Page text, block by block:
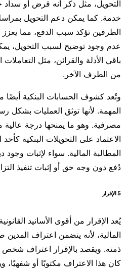
التحويل، مثل ذكر أنه قرض أو
خدمة. كما يمكن دعم التحويل
الطرفين تؤكد سبب الدفع، مما
عدم وجود توضيح لسبب التحويل،
باقي الأدلة والقرائن، مثل
من الطرف الآخر.
وتُعد كشوف الحسابات البنكية أيضًا
المهمة. لأنها توثق العمليات
مصرفية. وهو ما يمنحها درجة عالية
الاعتماد على التحويلات البنكية
المطالبة المالية. سواء لإثبات وجود
دُفع دون وجه حق أو إثبات تنفيذ
5 الإقرار
يُعد الإقرار من أقوى الأسانيد
المالية، لأنه يتضمن اعتراف
ذمته. ويقصد بالإقرار اعتراف شخص
كان هذا الاعتراف مكتوبًا أو شفهيًا،